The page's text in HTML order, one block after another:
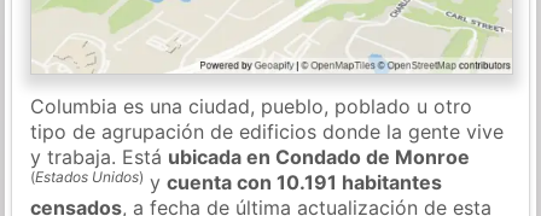
Columbia es una ciudad, pueblo, poblado u otro
tipo de agrupación de edificios donde la gente vive
y trabaja. Está ubicada en Condado de Monroe
(Estados Unidos) ycuenta con 10.191 habitantes
censados, a fecha de última actualización de esta